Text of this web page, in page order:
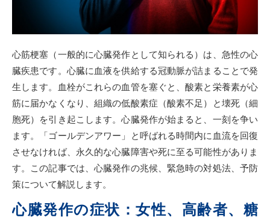
心筋梗塞（一般的に心臓発作として知られる）は、急性の心
臓疾患です。心臓に血液を供給する冠動脈が詰まることで発
生します。血栓がこれらの血管を塞ぐと、酸素と栄養素が心
筋に届かなくなり、組織の低酸素症（酸素不足）と壊死（細
胞死）を引き起こします。心臓発作が始まると、一刻を争い
ます。「ゴールデンアワー」と呼ばれる時間内に血流を回復
させなければ、永久的な心臓障害や死に至る可能性がありま
す。この記事では、心臓発作の兆候、緊急時の対処法、予防
策について解説します。
心臓発作の症状：女性、高齢者、糖